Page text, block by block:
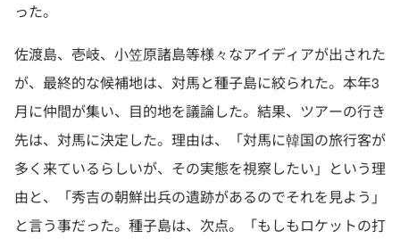
った。
佐渡島、壱岐、小笠原諸島等様々なアイディアが出された
が、最終的な候補地は、対馬と種子島に絞られた。本年3
月に仲間が集い、目的地を議論した。結果、ツアーの行き
先は、対馬に決定した。理由は、「対馬に韓国の旅行客が
多く来ているらしいが、その実態を視察したい」という理
由と、「秀吉の朝鮮出兵の遺跡があるのでそれを見よう」
と言う事だった。種子島は、次点。「もしもロケットの打